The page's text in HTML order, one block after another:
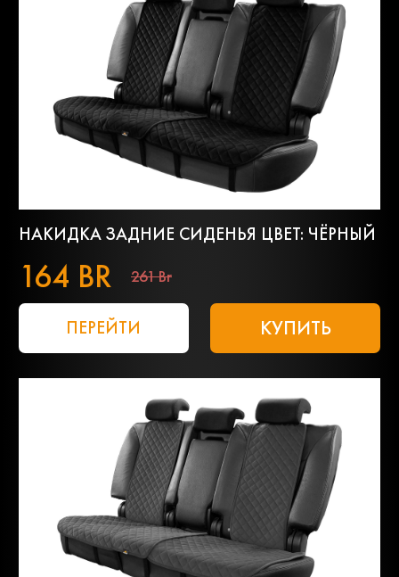
НАКИДКА ЗАДНИЕ СИДЕНЬЯ ЦВЕТ: ЧЁРНЫЙ
164 BR 261 Br
ПЕРЕЙТИ КУПИТЬ